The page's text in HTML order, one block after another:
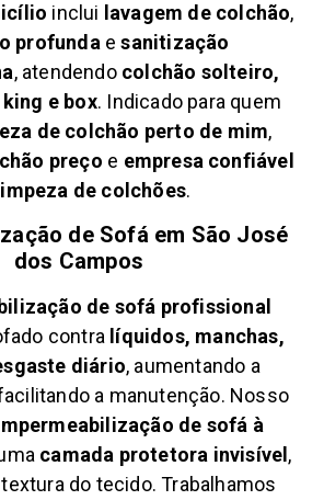
inclui lavagem de colchão,
profunda esanitização
, atendendo colchão solteiro,
e box. Indicado para quem
de colchão perto de mim,
preço e empresa confiável
de colchões.
de Sofá em São José
dos Campos
de sofá profissional
contra líquidos, manchas,
diário, aumentando a
a manutenção. Nosso
de sofá à
camada protetora invisível,
do tecido. Trabalhamos